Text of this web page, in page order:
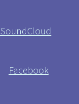
SoundCloud
Facebook